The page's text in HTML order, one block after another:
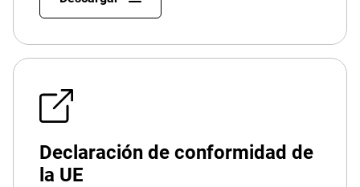
Declaración de conformidad de
la UE